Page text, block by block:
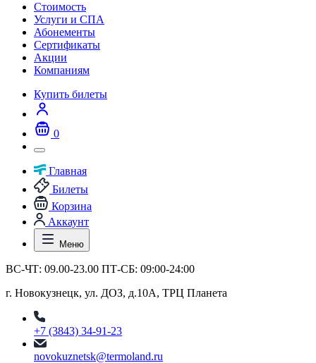
Стоимость
Услуги и СПА
Абонементы
Сертификаты
Акции
Компаниям
Купить билеты
0
Главная
Билеты
Корзина
Аккаунт
Меню
ВС-ЧТ: 09.00-23.00 ПТ-СБ: 09:00-24:00
г. Новокузнецк, ул. ДОЗ, д.10А, ТРЦ Планета
+7 (3843) 34-91-23
novokuznetsk@termoland.ru